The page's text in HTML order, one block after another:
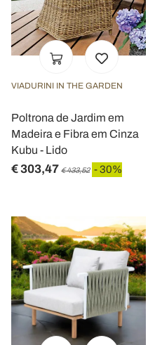
VIADURINI IN THE GARDEN
Poltrona de Jardim em
Madeira e Fibra em Cinza
Kubu - Lido
€ 303,47 € 433,52 - 30%